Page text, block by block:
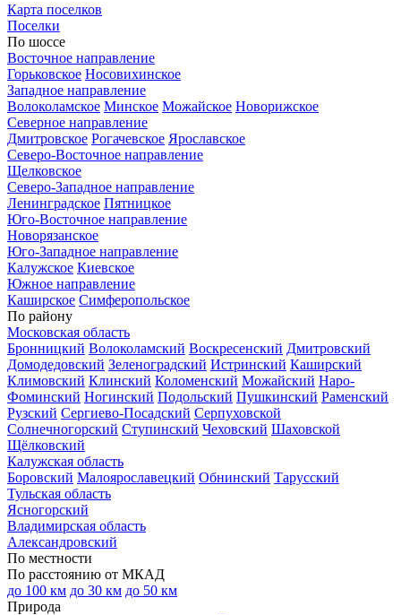
Карта поселков
Поселки
По шоссе
Восточное направление
Горьковское Носовихинское
Западное направление
Волоколамское Минское Можайское Новорижское
Северное направление
Дмитровское Рогачевское Ярославское
Северо-Восточное направление
Щелковское
Северо-Западное направление
Ленинградское Пятницкое
Юго-Восточное направление
Новорязанское
Юго-Западное направление
Калужское Киевское
Южное направление
Каширское Симферопольское
По району
Московская область
Бронницкий Волоколамский Воскресенский Дмитровский
Домодедовский Зеленоградский Истринский Каширский
Климовский Клинский Коломенский Можайский Наро-
Фоминский Ногинский Подольский Пушкинский Раменский
Рузский Сергиево-Посадский Серпуховской
Солнечногорский Ступинский Чеховский Шаховской
Щёлковский
Калужская область
Боровский Малоярославецкий Обнинский Тарусский
Тульская область
Ясногорский
Владимирская область
Александровский
По местности
По расстоянию от МКАД
до 100 км до 30 км до 50 км
Природа